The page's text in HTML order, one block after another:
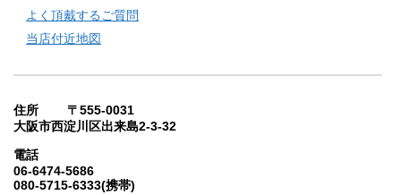
よく頂戴するご質問
当店付近地図
住所 〒555-0031
大阪市西淀川区出来島2-3-32
電話
06-6474-5686
080-5715-6333(携帯)